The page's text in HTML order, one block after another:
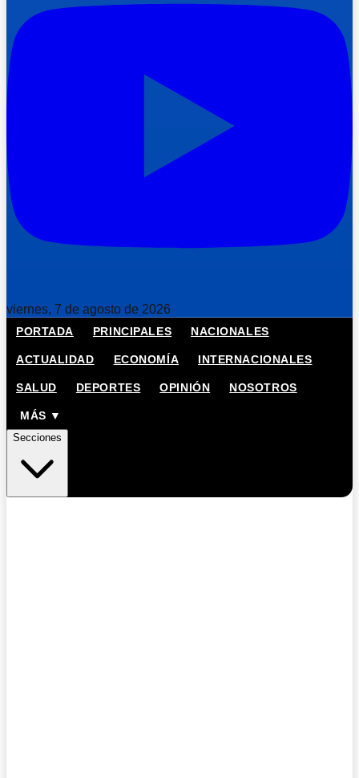
viernes, 7 de agosto de 2026
PORTADA PRINCIPALES NACIONALES
ACTUALIDAD ECONOMÍA INTERNACIONALES
SALUD DEPORTES OPINIÓN NOSOTROS
MÁS ▼
Secciones